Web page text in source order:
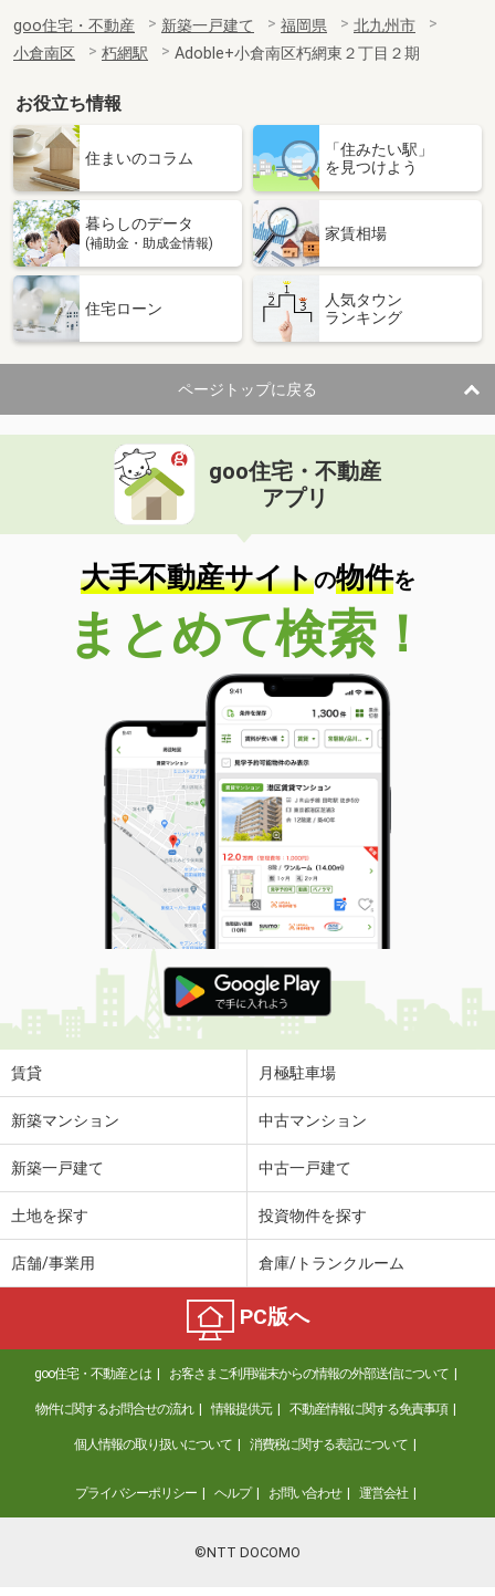
goo住宅・不動産 新築一戸建て 福岡県
北九州市
小倉南区
朽網駅 Adoble+小倉南区朽網東２丁目２期
お役立ち情報
住まいのコラム
「住みたい駅」
を見つけよう
暮らしのデータ
(補助金・助成金情報)
家賃相場
住宅ローン
人気タウン
ランキング
ページトップに戻る
goo住宅・不動産
アプリ
大手不動産サイトの物件を
まとめて検索！
賃貸 月極駐車場
新築マンション 中古マンション
新築一戸建て 中古一戸建て
土地を探す 投資物件を探す
店舗/事業用 倉庫/トランクルーム
PC版へ
goo住宅・不動産とは お客さまご利用端末からの情報の外部送信について
物件に関するお問合せの流れ 情報提供元 不動産情報に関する免責事項
個人情報の取り扱いについて 消費税に関する表記について
プライバシーポリシー ヘルプ お問い合わせ 運営会社
©NTT DOCOMO